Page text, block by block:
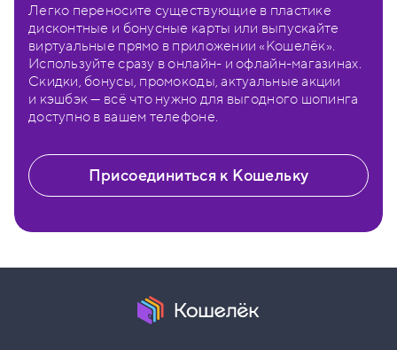
Легко переносите существующие в пластике
дисконтные и бонусные карты или выпускайте
виртуальные прямо в приложении «Кошелёк».
Используйте сразу в онлайн- и офлайн-магазинах.
Скидки, бонусы, промокоды, актуальные акции
и кэшбэк — всё что нужно для выгодного шопинга
доступно в вашем телефоне.
Присоединиться к Кошельку